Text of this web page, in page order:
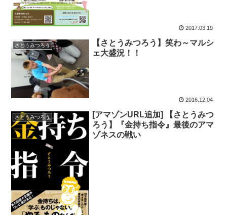
2017.03.19
さとうみつろう
【さとうみつろう】笑わ～マルシ
ェ大盛況！！
2016.12.04
さとうみつろう
[アマゾンURL追加] 【さとうみつ
ろう】『金持ち指令』最後のアマ
ゾネスの戦い